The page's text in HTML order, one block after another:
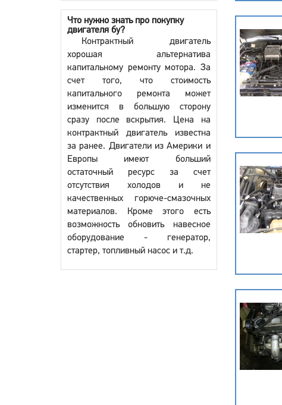
Что нужно знать про покупку
двигателя бу?
Контрактный двигатель
хорошая альтернатива
капитальному ремонту мотора. За
счет того, что стоимость
капитального ремонта может
изменится в большую сторону
сразу после вскрытия. Цена на
контрактный двигатель известна
за ранее. Двигатели из Америки и
Европы имеют больший
остаточный ресурс за счет
отсутствия холодов и не
качественных горюче-смазочных
материалов. Кроме этого есть
возможность обновить навесное
оборудование - генератор,
стартер, топливный насос и т.д.